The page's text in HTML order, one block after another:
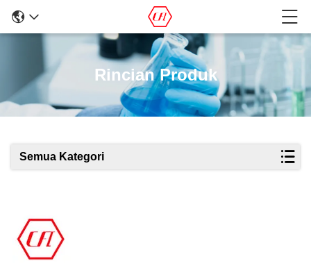
Rincian Produk
Semua Kategori